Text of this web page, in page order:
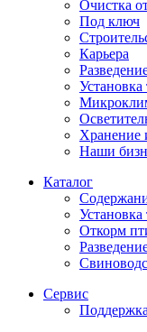
Очистка
Под ключ
Карьера
Хранение
Наши
Каталог
Откорм
Сервис